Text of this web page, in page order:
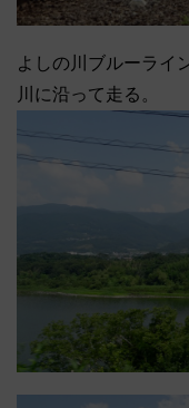
よしの川ブルーライ
川に沿って走る。